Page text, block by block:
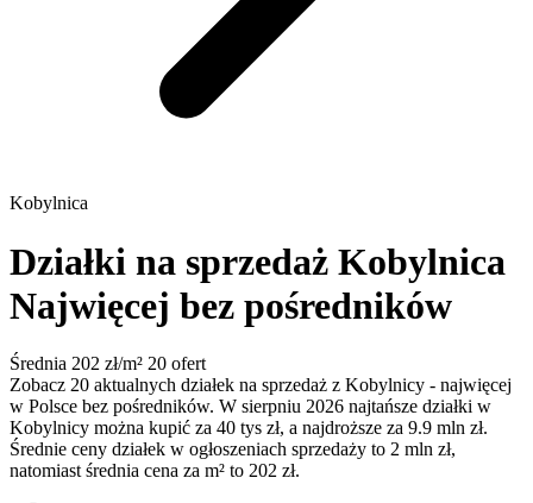
Kobylnica
Działki na sprzedaż Kobylnica
Najwięcej bez pośredników
Średnia 202 zł/m² 20 ofert
Zobacz 20 aktualnych działek na sprzedaż z Kobylnicy - najwięcej
w Polsce bez pośredników. W sierpniu 2026 najtańsze działki w
Kobylnicy można kupić za 40 tys zł, a najdroższe za 9.9 mln zł.
Średnie ceny działek w ogłoszeniach sprzedaży to 2 mln zł,
natomiast średnia cena za m² to 202 zł.